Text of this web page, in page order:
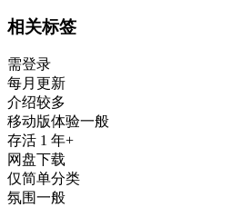
相关标签
需登录
每月更新
介绍较多
移动版体验一般
存活 1 年+
网盘下载
仅简单分类
氛围一般